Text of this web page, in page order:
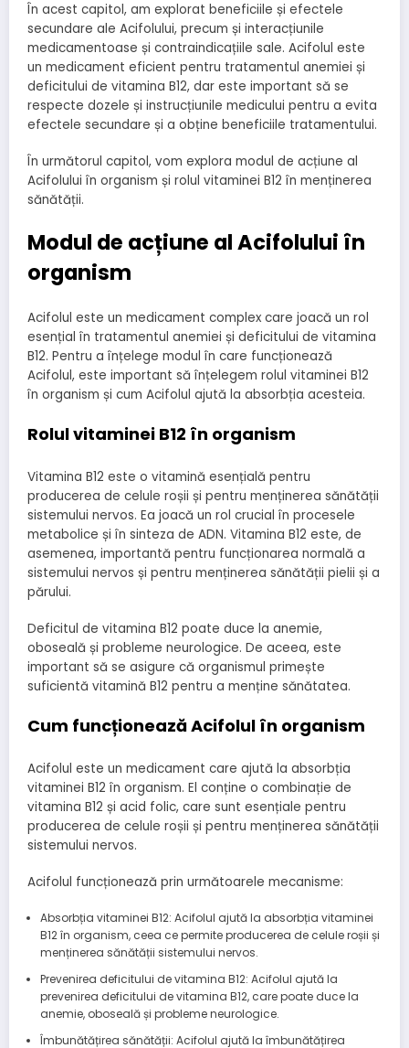
În acest capitol, am explorat beneficiile și efectele
secundare ale Acifolului, precum și interacțiunile
medicamentoase și contraindicațiile sale. Acifolul este
un medicament eficient pentru tratamentul anemiei și
deficitului de vitamina B12, dar este important să se
respecte dozele și instrucțiunile medicului pentru a evita
efectele secundare și a obține beneficiile tratamentului.
În următorul capitol, vom explora modul de acțiune al
Acifolului în organism și rolul vitaminei B12 în menținerea
sănătății.
Modul de acțiune al Acifolului în
organism
Acifolul este un medicament complex care joacă un rol
esențial în tratamentul anemiei și deficitului de vitamina
B12. Pentru a înțelege modul în care funcționează
Acifolul, este important să înțelegem rolul vitaminei B12
în organism și cum Acifolul ajută la absorbția acesteia.
Rolul vitaminei B12 în organism
Vitamina B12 este o vitamină esențială pentru
producerea de celule roșii și pentru menținerea sănătății
sistemului nervos. Ea joacă un rol crucial în procesele
metabolice și în sinteza de ADN. Vitamina B12 este, de
asemenea, importantă pentru funcționarea normală a
sistemului nervos și pentru menținerea sănătății pielii și a
părului.
Deficitul de vitamina B12 poate duce la anemie,
oboseală și probleme neurologice. De aceea, este
important să se asigure că organismul primește
suficientă vitamină B12 pentru a menține sănătatea.
Cum funcționează Acifolul în organism
Acifolul este un medicament care ajută la absorbția
vitaminei B12 în organism. El conține o combinație de
vitamina B12 și acid folic, care sunt esențiale pentru
producerea de celule roșii și pentru menținerea sănătății
sistemului nervos.
Acifolul funcționează prin următoarele mecanisme:
Absorbția vitaminei B12: Acifolul ajută la absorbția vitaminei
B12 în organism, ceea ce permite producerea de celule roșii și
menținerea sănătății sistemului nervos.
Prevenirea deficitului de vitamina B12: Acifolul ajută la
prevenirea deficitului de vitamina B12, care poate duce la
anemie, oboseală și probleme neurologice.
Îmbunătățirea sănătății: Acifolul ajută la îmbunătățirea